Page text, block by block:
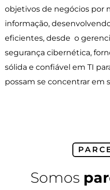
objetivos de negócios por
informação,
eficientes, desde o
segurança cibernética,
sólida e confiável em TI
possam se concentrar em
Somos